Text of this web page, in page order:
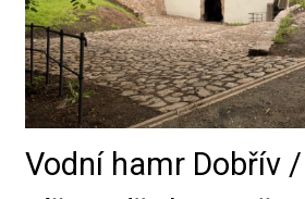
Vodní hamr Dobřív